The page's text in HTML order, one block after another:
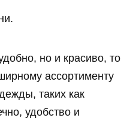
но и красиво, то
ассортименту
таких как
удобство и